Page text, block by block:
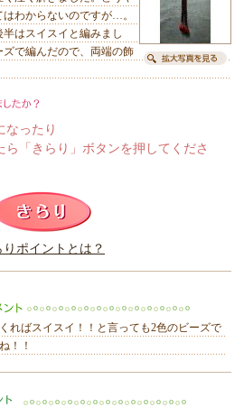
わからないのですが…。
はスイスイと編みまし
で編んだので、両端の飾
ましたか？
なったり
ら「きらり」ボタンを押してくださ
りポイントとは？
ればスイスイ！！と言っても2色のビーズで
！！